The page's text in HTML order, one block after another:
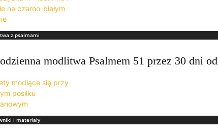
z psalmami
modlitwa Psalmem 51 przez 30 dni
i materiały